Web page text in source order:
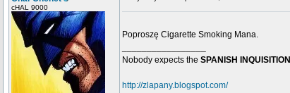
cHAL 9000
Poproszę Cigarette Smoking Mana.
Nobody expects the SPANISH INQUISITION
http://zlapany.blogspot.com/